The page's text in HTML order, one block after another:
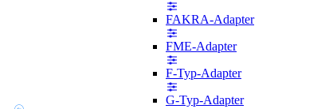
FAKRA-Adapter
FME-Adapter
F-Typ-Adapter
G-Typ-Adapter